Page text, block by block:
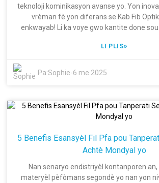
Seryezman, kalite kab sa a pa sèlman bay
men tou li ekonomize sou depans. Li fèt
aplikasyon ki mande anpil, sa ki finalman
teknoloji kominikasyon avanse yo. Yon
vrèman fè yon diferans se Kab Fib
enkwayab! Li ka voye gwo kantite done
enfrastrikti modèn nou an. Li kenbe liy
la. Epi avèk mache mondyal yo k ap grandi
koneksyon enstantane k ap monte an
ak itil si yo vle reyisi nan anviwònman sa a ki
Nan Shanghai Dingzun Electric & Cable Co.,
chèn ekipman yo. Avèk 20 ane eksperyans
gwo teknoloji, nou tout sou pouse limit yo lè
ak avansman teknolojik. Objektif nou? Pou
sèvis premye klas ki vrèman satisfè bezwen
gen anpil valè. Lè nou fouye pi fon nan sa
LI PLIS»
Pa:Sophie-6 me 2025
5 Benefis Esansyèl Fil Pfa pou
Achtè Mondyal yo
Nan senaryo endistriyèl kontanporen
materyèl pèfòmans segondè yo nan yon